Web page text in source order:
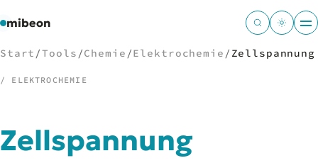
mibeon
Start /Tools /Chemie /Elektrochemie / Zellspannung
/ ELEKTROCHEMIE
Zellspannung